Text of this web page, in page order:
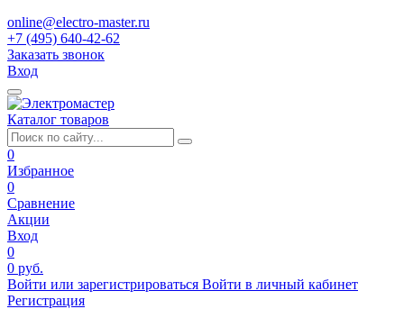
online@electro-master.ru
+7 (495) 640-42-62
Заказать звонок
Вход
Каталог товаров
0
Избранное
0
Сравнение
Акции
Вход
0
0 руб.
Войти или зарегистрироваться Войти в личный кабинет
Регистрация